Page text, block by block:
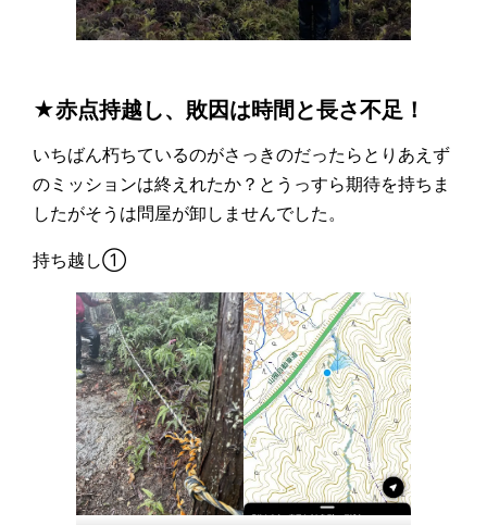
★赤点持越し、敗因は時間と長さ不足！
いちばん朽ちているのがさっきのだったらとりあえず
のミッションは終えれたか？とうっすら期待を持ちま
したがそうは問屋が卸しませんでした。
持ち越し①